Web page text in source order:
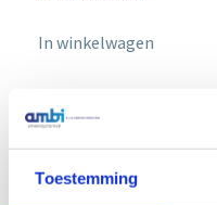
Toestemming
In winkelwagen